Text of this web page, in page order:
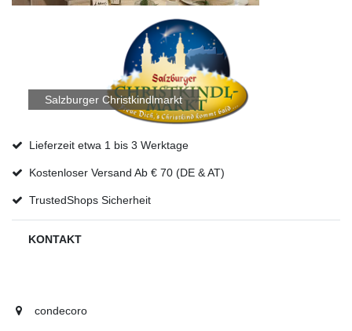
Salzburger Christkindlmarkt
Lieferzeit etwa 1 bis 3 Werktage
Kostenloser Versand Ab € 70 (DE & AT)
TrustedShops Sicherheit
KONTAKT
condecoro